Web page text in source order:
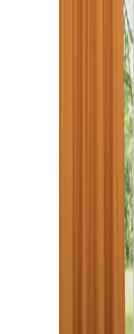
Gardinenstange